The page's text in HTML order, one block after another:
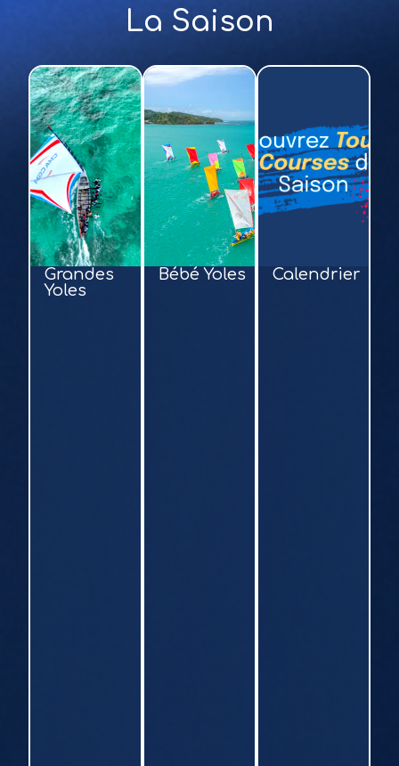
La Saison
Grandes
Yoles
Bébé Yoles Calendrier